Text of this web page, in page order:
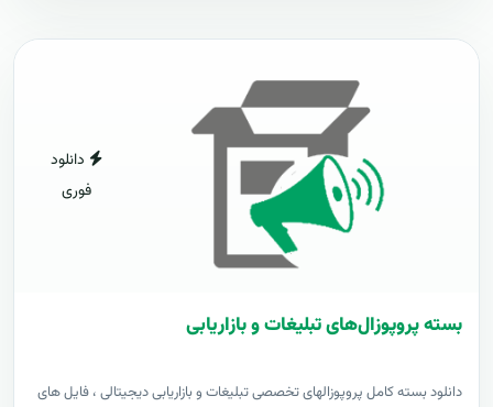
دانلود
فوری
بسته پروپوزال‌های تبلیغات و بازاریابی
دانلود بسته کامل پروپوزالهای تخصصی تبلیغات و بازاریابی دیجیتالی ، فایل های